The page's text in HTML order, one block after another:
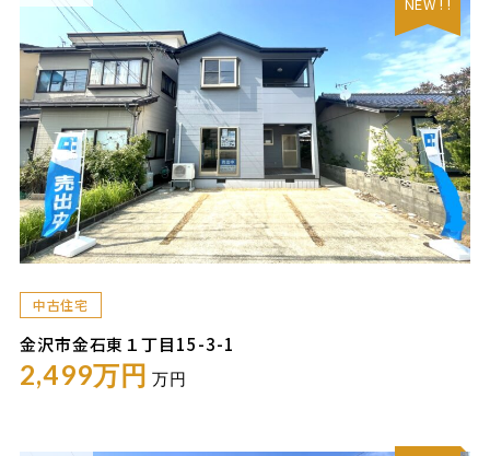
中古住宅
金沢市金石東１丁目15-3-1
2,499万円 万円